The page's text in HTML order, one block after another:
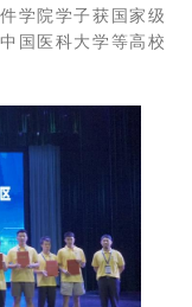
学院学子获国家级
国医科大学等高校